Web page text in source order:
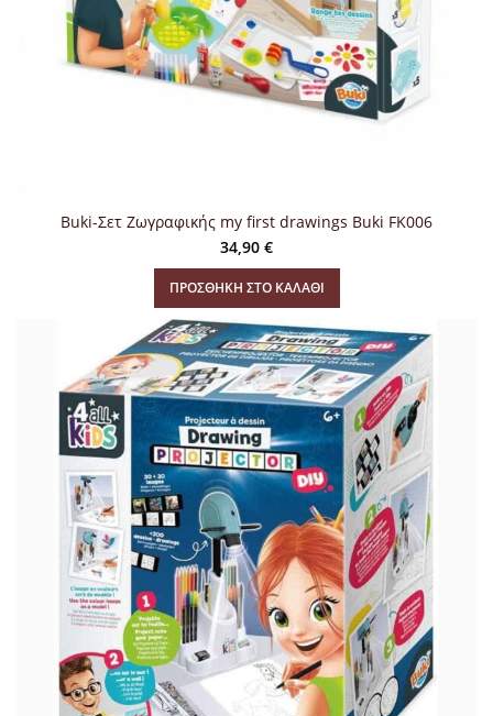
Buki-Σετ Ζωγραφικής my first drawings Buki FK006
34,90 €
ΠΡΟΣΘΉΚΗ ΣΤΟ ΚΑΛΆΘΙ